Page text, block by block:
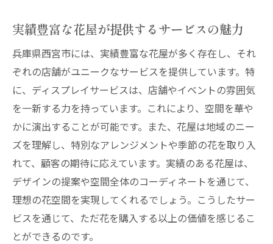
実績豊富な花屋が提供するサービスの魅力
兵庫県西宮市には、実績豊富な花屋が多く存在し、それ
ぞれの店舗がユニークなサービスを提供しています。特
に、ディスプレイサービスは、店舗やイベントの雰囲気
を一新する力を持っています。これにより、空間を華や
かに演出することが可能です。また、花屋は地域のニー
ズを理解し、特別なアレンジメントや季節の花を取り入
れて、顧客の期待に応えています。実績のある花屋は、
デザインの提案や空間全体のコーディネートを通じて、
理想の花空間を実現してくれるでしょう。こうしたサー
ビスを通じて、ただ花を購入する以上の価値を感じるこ
とができるのです。